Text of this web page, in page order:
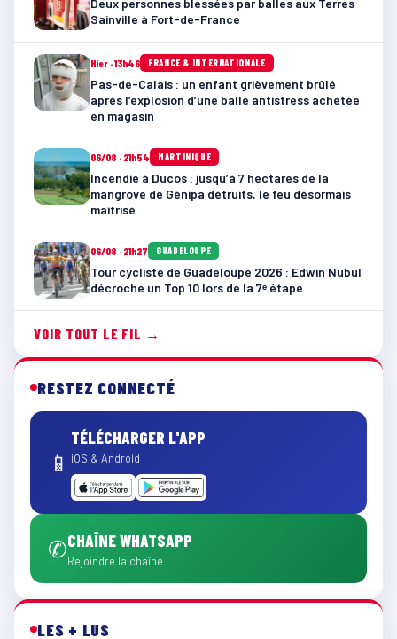
Sainville à Fort-de-France
Hier · 13h46 FRANCE & INTERNATIONALE
Pas-de-Calais : un enfant grièvement brûlé
après l’explosion d’une balle antistress achetée
en magasin
06/08 · 21h54 MARTINIQUE
Incendie à Ducos : jusqu’à 7 hectares de la
mangrove de Génipa détruits, le feu désormais
maîtrisé
06/08 · 21h27 GUADELOUPE
Tour cycliste de Guadeloupe 2026 : Edwin Nubul
décroche un Top 10 lors de la 7ᵉ étape
VOIR TOUT LE FIL →
RESTEZ CONNECTÉ
📱
TÉLÉCHARGER L'APP
iOS & Android
✆CHAÎNE WHATSAPP
Rejoindre la chaîne
LES + LUS